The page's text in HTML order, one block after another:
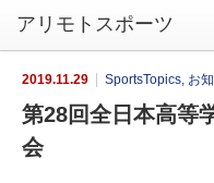
2019.11.29 SportsTopics, お
第28回全日本高等
会